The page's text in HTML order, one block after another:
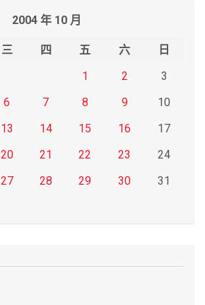
2004 年 10 月
三 四 五 六
日
1
2
3
6 7 8 9
10
13 14 15 16
17
20 21 22 23
24
27 28 29 30
31